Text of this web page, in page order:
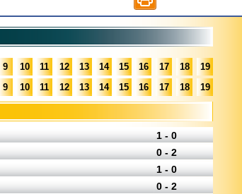
9 10 11 12 13 14 15 16 17 18 19
9 10 11 12 13 14 15 16 17 18 19
1 - 0
0 - 2
1 - 0
0 - 2